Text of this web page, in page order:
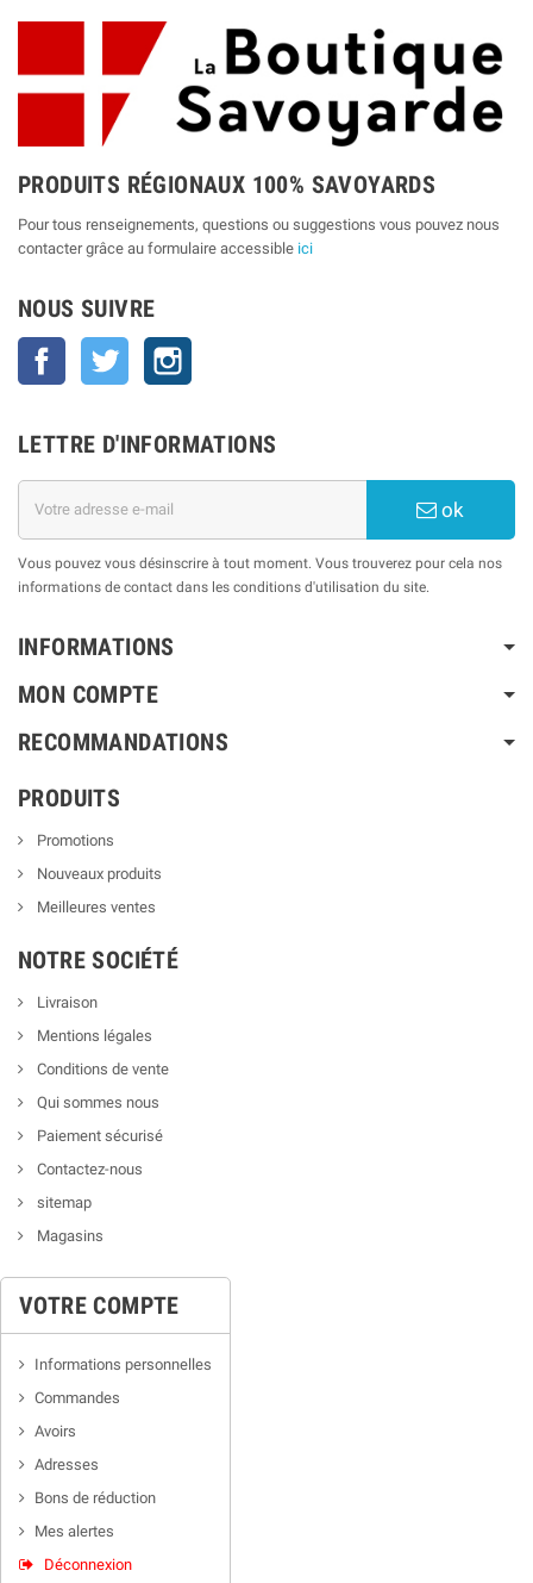
PRODUITS RÉGIONAUX 100% SAVOYARDS
Pour tous renseignements, questions ou suggestions vous pouvez nous
contacter grâce au formulaire accessible ici
NOUS SUIVRE
Facebook Twitter
LETTRE D'INFORMATIONS
ok
Vous pouvez vous désinscrire à tout moment. Vous trouverez pour cela nos
informations de contact dans les conditions d'utilisation du site.
INFORMATIONS
MON COMPTE
RECOMMANDATIONS
PRODUITS
Promotions
Nouveaux produits
Meilleures ventes
NOTRE SOCIÉTÉ
Livraison
Mentions légales
Conditions de vente
Qui sommes nous
Paiement sécurisé
Contactez-nous
sitemap
Magasins
VOTRE COMPTE
Informations personnelles
Commandes
Avoirs
Adresses
Bons de réduction
Mes alertes
Déconnexion